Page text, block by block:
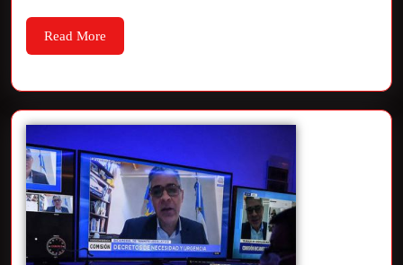
Read More